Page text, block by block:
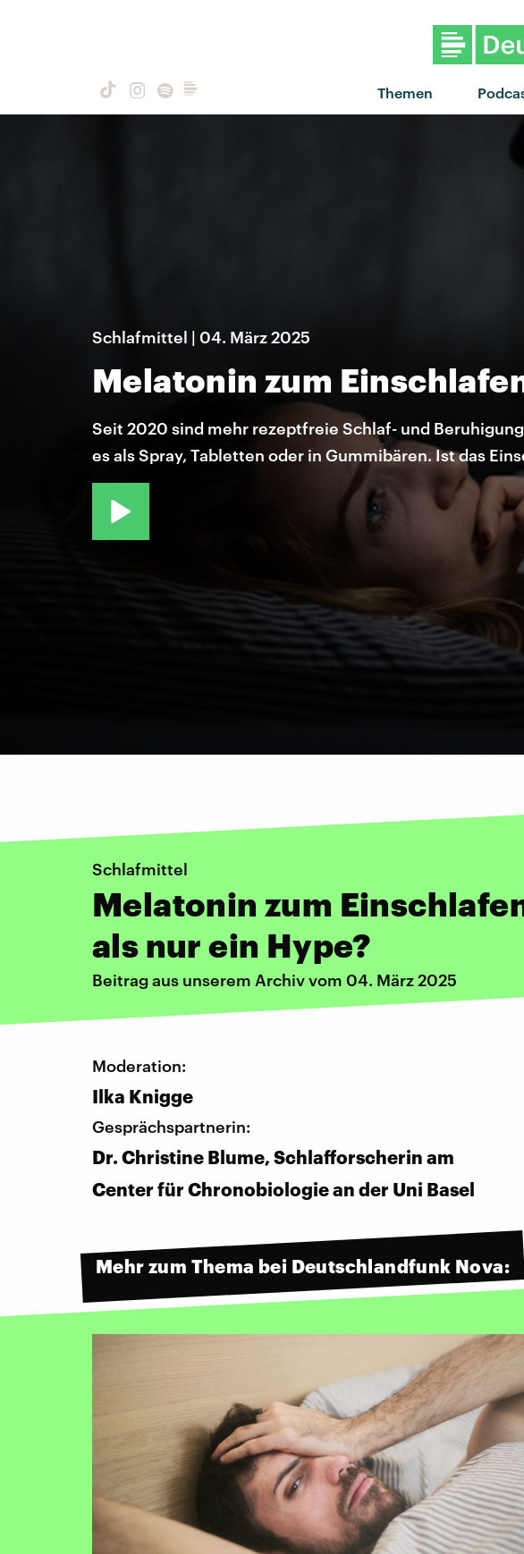
Themen
Schlafmittel | 04. März 2025
Melatonin zum
Seit 2020 sind mehr rezeptfreie Schlaf- und
es als Spray, Tabletten oder in Gummibären. Ist das
Schlafmittel
Melatonin zum
als nur ein Hype?
Beitrag aus unserem Archiv vom 04. März 2025
Moderation:
Ilka Knigge
Gesprächspartnerin:
Dr. Christine Blume, Schlafforscherin am
Center für Chronobiologie an der Uni Basel
Mehr zum Thema bei Deutschlandfunk Nova: